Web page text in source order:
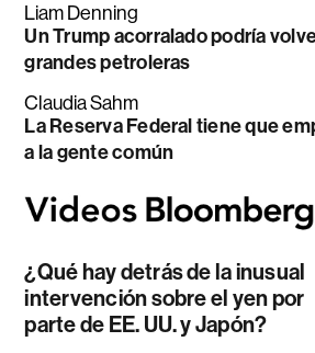
Liam Denning
Un Trump acorralado podría
grandes petroleras
Claudia Sahm
La Reserva Federal tiene que
a la gente común
¿Qué hay detrás de la inusual
intervención sobre el yen por
parte de EE. UU. y Japón?